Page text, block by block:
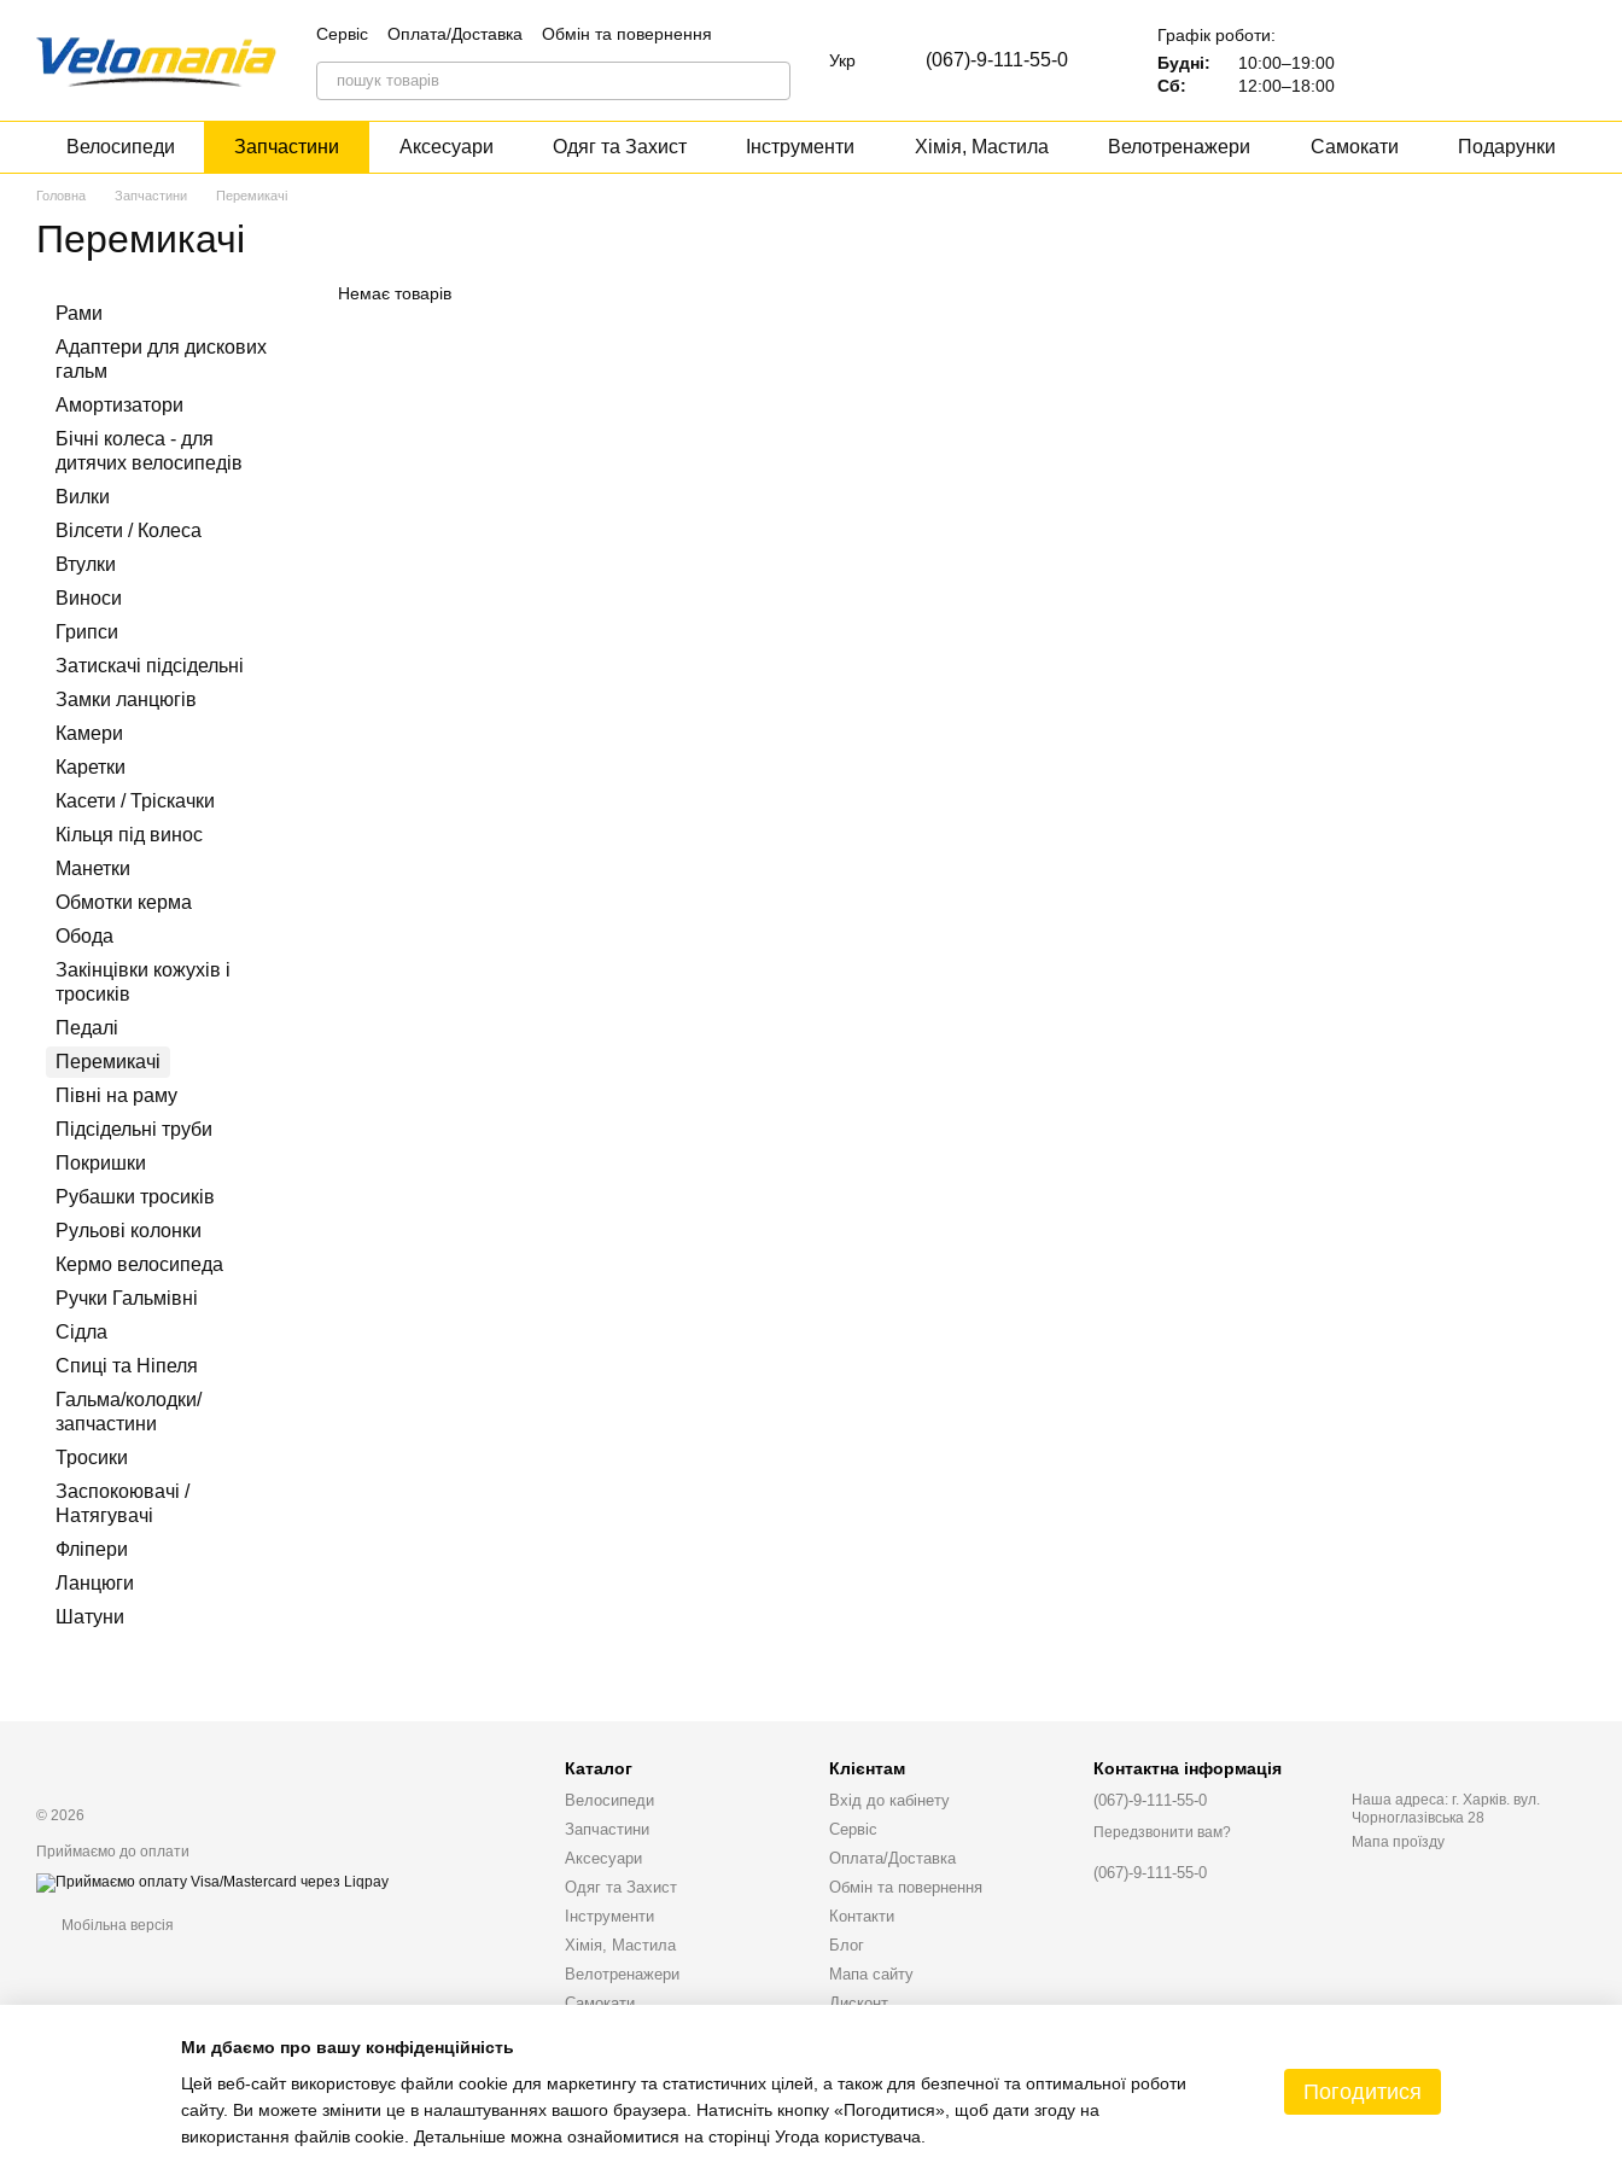
Сервіс Оплата/Доставка
Обмін та повернення
Контакти
Блог Дисконт Укр (067)-9-111-55-0
Графік роботи:
Будні:
10:00–19:00
Сб:
12:00–18:00
Велосипеди Запчастини Аксесуари Одяг та Захист Інструменти Хімія, Мастила Велотренажери Самокати Подарунки
Головна Запчастини Перемикачі
Перемикачі
Немає товарів
Рами
Адаптери для дискових
гальм
Амортизатори
Бічні колеса - для
дитячих велосипедів
Вилки
Вілсети / Колеса
Втулки
Виноси
Грипси
Затискачі підсідельні
Замки ланцюгів
Камери
Каретки
Касети / Тріскачки
Кільця під винос
Манетки
Обмотки керма
Обода
Закінцівки кожухів і
тросиків
Педалі
Перемикачі
Півні на раму
Підсідельні труби
Покришки
Рубашки тросиків
Рульові колонки
Кермо велосипеда
Ручки Гальмівні
Сідла
Спиці та Ніпеля
Гальма/колодки/
запчастини
Тросики
Заспокоювачі /
Натягувачі
Фліпери
Ланцюги
Шатуни
© 2026
Приймаємо до оплати
Мобільна версія
Каталог
Велосипеди
Запчастини
Аксесуари
Одяг та Захист
Інструменти
Хімія, Мастила
Велотренажери
Самокати
Клієнтам
Вхід до кабінету
Сервіс
Оплата/Доставка
Обмін та повернення
Контакти
Блог
Мапа сайту
Дисконт
Контактна інформація
(067)-9-111-55-0
Передзвонити вам?
(067)-9-111-55-0
Наша адреса: г. Харків. вул.
Чорноглазівська 28
Мапа проїзду
Ми дбаємо про вашу конфіденційність
Цей веб-сайт використовує файли cookie для маркетингу та статистичних цілей, а також для безпечної та оптимальної роботи
сайту. Ви можете змінити це в налаштуваннях вашого браузера. Натисніть кнопку «Погодитися», щоб дати згоду на
використання файлів cookie. Детальніше можна ознайомитися на сторінці Угода користувача
Погодитися